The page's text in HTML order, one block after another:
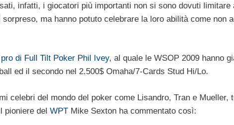
infatti, i giocatori più importanti non si sono dovuti limitare
ma hanno potuto celebrare la loro abilità come non
pro di Full Tilt Poker Phil Ivey, al quale le WSOP 2009 hanno
ed il secondo nel 2.500$ Omaha/7-Cards Stud Hi/Lo.
celebri del mondo del poker come Lisandro, Tran e Mueller,
pioniere del WPT Mike Sexton ha commentato così: